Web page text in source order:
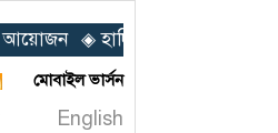
◈ হাদির জানাজায় প্রধান উপদেষ্টার
মোবাইল ভার্সন
English